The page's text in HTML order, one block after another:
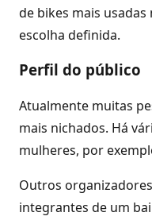
de bikes mais usadas
escolha definida.
Perfil do público
Atualmente muitas
mais nichados. Há
mulheres, por
Outros
integrantes de um